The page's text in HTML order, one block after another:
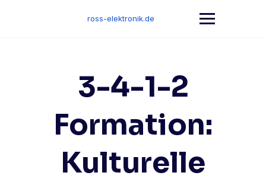
ross-elektronik.de
3-4-1-2
Formation:
Kulturelle